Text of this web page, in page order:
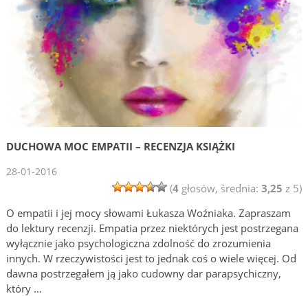
DUCHOWA MOC EMPATII – RECENZJA KSIĄŻKI
28-01-2016
(4głosów, średnia: 3,25 z 5)
O empatii i jej mocy słowami Łukasza Woźniaka. Zapraszam
do lektury recenzji. Empatia przez niektórych jest postrzegana
wyłącznie jako psychologiczna zdolność do zrozumienia
innych. W rzeczywistości jest to jednak coś o wiele więcej. Od
dawna postrzegałem ją jako cudowny dar parapsychiczny,
który …